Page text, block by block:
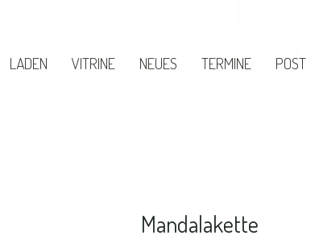
LADEN VITRINE NEUES TERMINE POST
Mandalakette